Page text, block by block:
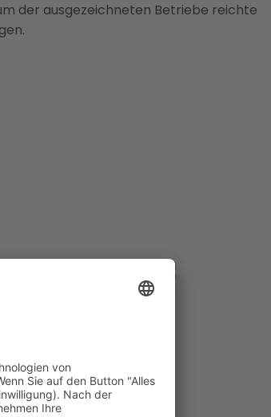
der ausgezeichneten Betriebe reichte